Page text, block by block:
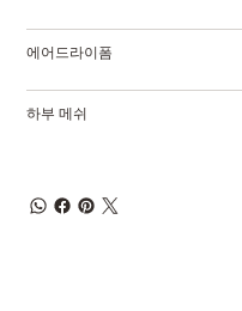
에어드라이폼
하부 메쉬